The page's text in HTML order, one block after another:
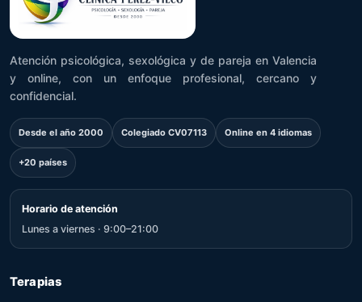
Atención psicológica, sexológica y de pareja en Valencia
y online, con un enfoque profesional, cercano y
confidencial.
Desde el año 2000 Colegiado CV07113 Online en 4 idiomas
+20 países
Horario de atención
Lunes a viernes · 9:00–21:00
Terapias